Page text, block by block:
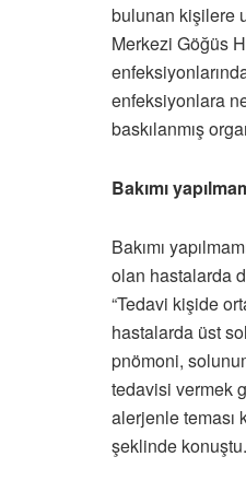
bulunan kişilere
Merkezi Göğüs
enfeksiyonlara
baskılanmış
Bakımı
Bakımı
olan hastalarda
“Tedavi kişide
hastalarda üst
pnömoni,
tedavisi vermek
alerjenle teması
şeklinde konuştu.